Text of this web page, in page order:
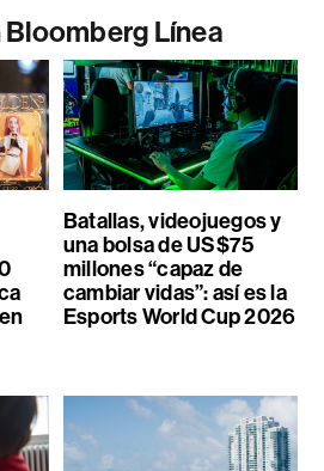
Bloomberg Línea
Batallas, videojuegos y
una bolsa de US$75
millones “capaz de
cambiar vidas”: así es la
Esports World Cup 2026